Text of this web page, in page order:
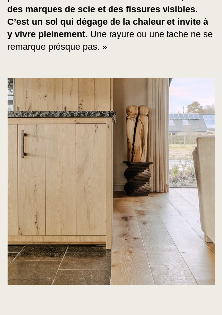
des marques de scie et des fissures visibles.
C’est un sol qui dégage de la chaleur et invite à
y vivre pleinement. Une rayure ou une tache ne se
remarque prèsque pas. »